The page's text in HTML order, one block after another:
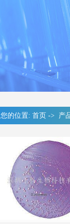
您的位置: 首页 -> 产